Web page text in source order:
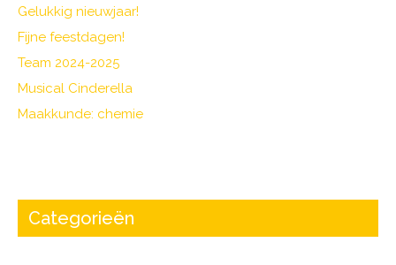
k
Gelukkig nieuwjaar!
Fijne feestdagen!
Team 2024-2025
Musical Cinderella
Maakkunde: chemie
Categorieën